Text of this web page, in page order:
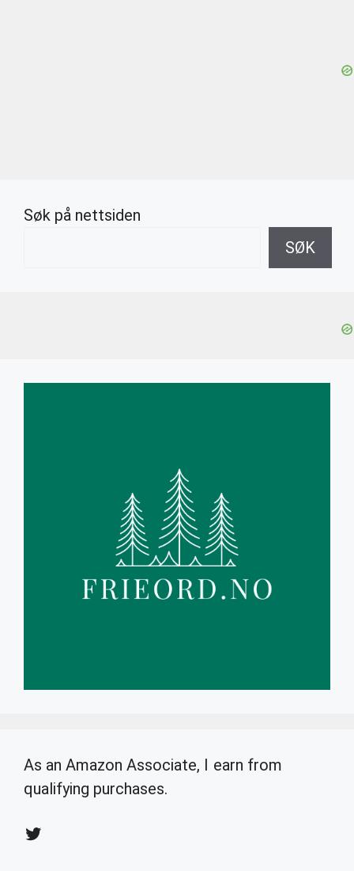
Søk på nettsiden
SØK
As an Amazon Associate, I earn from
qualifying purchases.
Twitter